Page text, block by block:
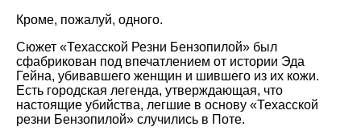
Кроме, пожалуй, одного.
Сюжет «Техасской Резни Бензопилой» был
сфабрикован под впечатлением от истории Эда
Гейна, убивавшего женщин и шившего из их кожи.
Есть городская легенда, утверждающая, что
настоящие убийства, легшие в основу «Техасской
резни Бензопилой» случились в Поте.